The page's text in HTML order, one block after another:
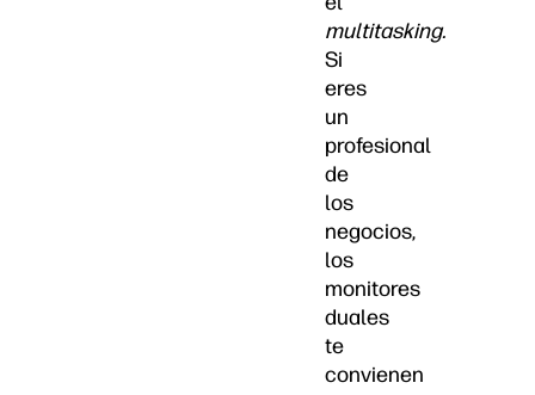
multitasking.
Si
eres
un
profesional
de
los
negocios,
los
monitores
duales
te
convienen